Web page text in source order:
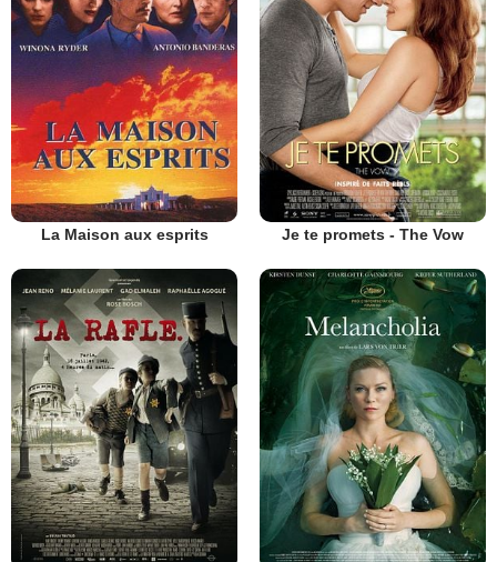
La Maison aux esprits Je te promets - The Vow